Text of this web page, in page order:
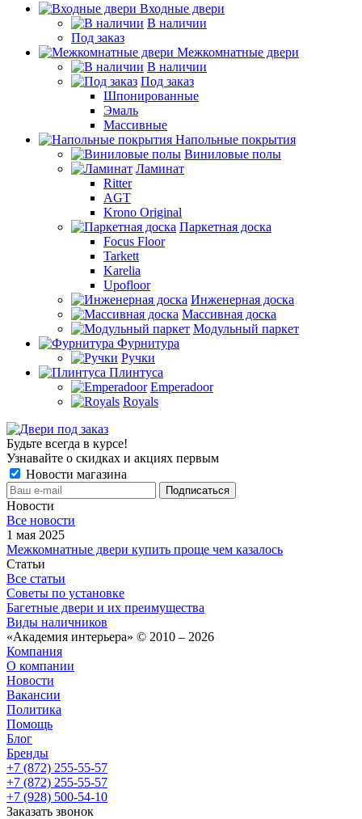
Входные двери
В наличии
Под заказ
Межкомнатные двери
В наличии
Под заказ
Шпонированные
Эмаль
Массивные
Напольные покрытия
Виниловые полы
Ламинат
Ritter
AGT
Krono Original
Паркетная доска
Focus Floor
Tarkett
Karelia
Upofloor
Инженерная доска
Массивная доска
Модульный паркет
Фурнитура
Ручки
Плинтуса
Emperadoor
Royals
Будьте всегда в курсе!
Узнавайте о скидках и акциях первым
Новости магазина
Новости
Все новости
1 мая 2025
Межкомнатные двери купить проще чем казалось
Статьи
Все статьи
Советы по установке
Багетные двери и их преимущества
Виды наличников
«Академия интерьера» © 2010 – 2026
Компания
О компании
Новости
Вакансии
Политика
Помощь
Блог
Бренды
+7 (872) 255-55-57
+7 (872) 255-55-57
+7 (928) 500-54-10
Заказать звонок